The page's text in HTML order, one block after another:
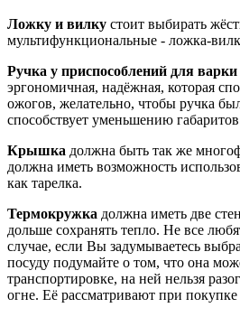
Ложку и вилку стоит выбирать
мультифункциональные - ложка-
Ручка у приспособлений для
эргономичная, надёжная, которая
ожогов, желательно, чтобы ручка
способствует уменьшению
Крышка должна быть так же
должна иметь возможность
как тарелка.
Термокружка должна иметь две
дольше сохранять тепло. Не все
случае, если Вы задумываетесь
посуду подумайте о том, что она
транспортировке, на ней нельзя
огне. Её рассматривают при